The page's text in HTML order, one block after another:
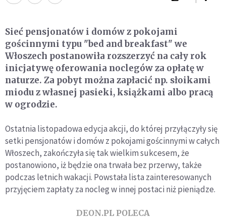
Sieć pensjonatów i domów z pokojami
gościnnymi typu "bed and breakfast" we
Włoszech postanowiła rozszerzyć na cały rok
inicjatywę oferowania noclegów za opłatę w
naturze. Za pobyt można zapłacić np. słoikami
miodu z własnej pasieki, książkami albo pracą
w ogrodzie.
Ostatnia listopadowa edycja akcji, do której przyłączyły się
setki pensjonatów i domów z pokojami gościnnymi w całych
Włoszech, zakończyła się tak wielkim sukcesem, że
postanowiono, iż będzie ona trwała bez przerwy, także
podczas letnich wakacji. Powstała lista zainteresowanych
przyjęciem zapłaty za nocleg w innej postaci niż pieniądze.
DEON.PL POLECA